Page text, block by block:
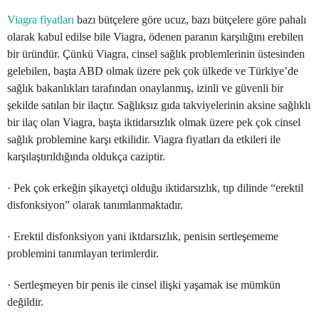
Viagra fiyatları bazı bütçelere göre ucuz, bazı bütçelere göre pahalı
olarak kabul edilse bile Viagra, ödenen paranın karşılığını erebilen
bir üründür. Çünkü Viagra, cinsel sağlık problemlerinin üstesinden
gelebilen, başta ABD olmak üzere pek çok ülkede ve Türkiye’de
sağlık bakanlıkları tarafından onaylanmış, izinli ve güvenli bir
şekilde satılan bir ilaçtır. Sağlıksız gıda takviyelerinin aksine sağlıklı
bir ilaç olan Viagra, başta iktidarsızlık olmak üzere pek çok cinsel
sağlık problemine karşı etkilidir. Viagra fiyatları da etkileri ile
karşılaştırıldığında oldukça caziptir.
· Pek çok erkeğin şikayetçi olduğu iktidarsızlık, tıp dilinde “erektil
disfonksiyon” olarak tanımlanmaktadır.
· Erektil disfonksiyon yani iktdarsızlık, penisin sertleşememe
problemini tanımlayan terimlerdir.
· Sertleşmeyen bir penis ile cinsel ilişki yaşamak ise mümkün
değildir.